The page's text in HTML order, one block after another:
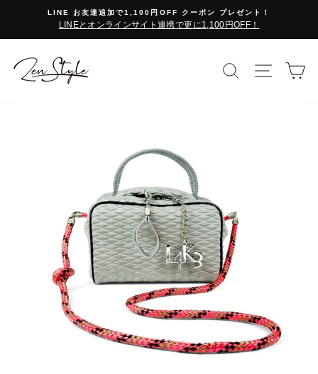
テ
LINE お友達追加で1,100円OFF クーポン プレゼント！
LINEとオンラインサイト連携で更に1,100円OFF！
検索で探す
サイト